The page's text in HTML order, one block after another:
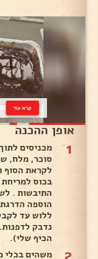
קרא עוד
אופן ההכנה
1
מכניסים
סוכר, מלח,
לקראת הסוף
בכוס
התיבשות .
הוספה
ללוש עד
נדבק
הכיף שלי).
משהים בכלי